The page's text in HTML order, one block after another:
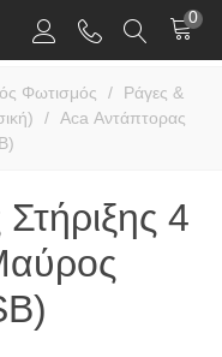
0
Φωτισμός /
Ράγες &
/ Aca Αντάπτορας
4